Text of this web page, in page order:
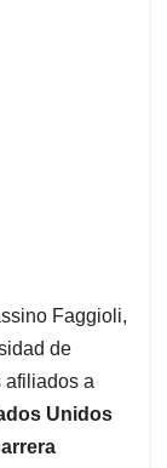
Faggioli,
de
afiliados a
Unidos